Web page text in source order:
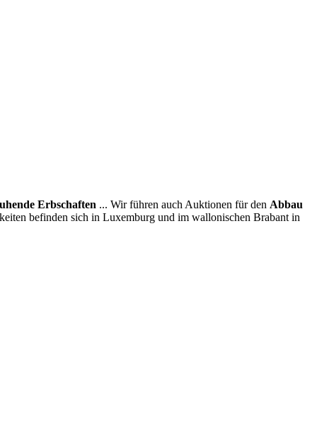
Erbschaften ... Wir führen auch Auktionen für den Abbau
befinden sich in Luxemburg und im wallonischen Brabant in